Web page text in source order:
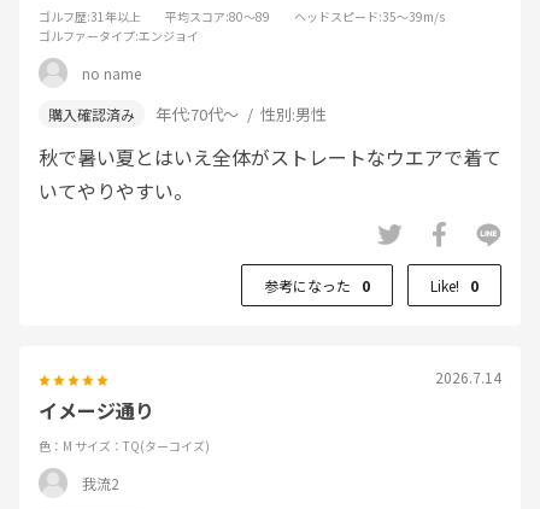
ゴルフ歴:31年以上 平均スコア:80～89 ヘッドスピード:35～39m/s
ゴルファータイプ:エンジョイ
no name
年代:70代～ 性別:男性
秋で暑い夏とはいえ全体がストレートなウエアで着て
いてやりやすい。
参考になった 0 Like! 0
2026.7.14
イメージ通り
色：M サイズ：TQ(ターコイズ)
我流2